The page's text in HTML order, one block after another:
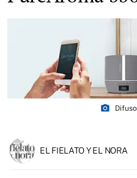
photo_camera
EL FIELATO Y EL NORA